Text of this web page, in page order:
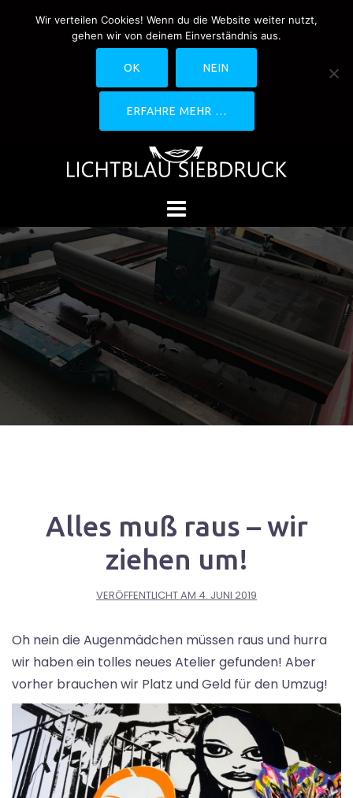
0170-4800361
drucken@lichtblau-
siebdruck.de
Schwedlerstraße 1 - 5 60314
Alles muß raus – wir
ziehen um!
VERÖFFENTLICHT AM 4. JUNI 2019
Oh nein die Augenmädchen müssen raus und hurra
wir haben ein tolles neues Atelier gefunden! Aber
vorher brauchen wir Platz und Geld für den Umzug!
Wir verteilen Cookies! Wenn du die Website weiter nutzt,
gehen wir von deinem Einverständnis aus.
OK NEIN
ERFAHRE MEHR …